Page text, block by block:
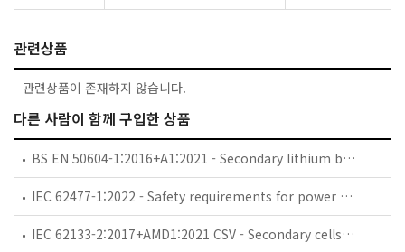
관련상품
관련상품이 존재하지 않습니다.
다른 사람이 함께 구입한 상품
BS EN 50604-1:2016+A1:2021 - Secondary lithium batteries for light EV (electric vehicle) applications. General safety requirements and test methods.
IEC 62477-1:2022 - Safety requirements for power electronic converter systems and equipment - Part 1: General
IEC 62133-2:2017+AMD1:2021 CSV - Secondary cells and batteries containing alkaline or other non-acid electrolytes - Safety requirements for portable sealed secondary cells, and for batteries made from them, for use in portable applications - Part 2: Lithium systems